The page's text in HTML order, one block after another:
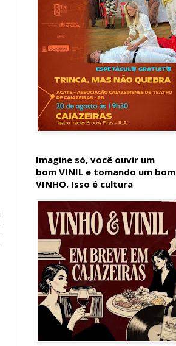
Imagine só, você ouvir um
bom VINIL e tomando um bom
VINHO. Isso é cultura